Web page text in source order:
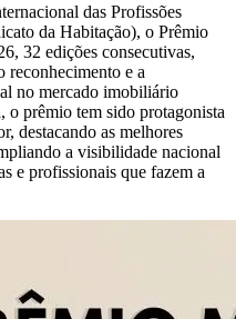
das Profissões
da Habitação), o Prêmio
32 edições consecutivas,
reconhecimento e a
no mercado imobiliário
o prêmio tem sido protagonista
destacando as melhores
a visibilidade nacional
e profissionais que fazem a